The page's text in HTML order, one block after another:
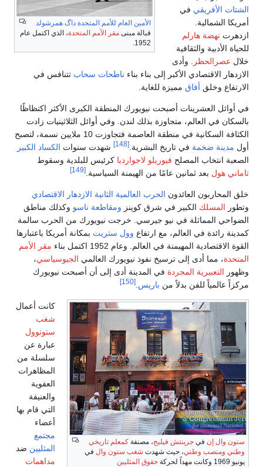
العام للأمم المتحدة داگ همرشولد
مقر الأمم المتحدة، الذي اكتمل عام
ناطحات سحابتتنافس في
المنطقة الكبرى الأكثر اكتظاظًا
وفي أوائل الثلاثينيات زادت
الكثافة السكانية في منطقة العاصمة فتجاوزت 10 ملايين نسمة، لتصبح
شهدت سنوات الكساد الكبير
كرئيس للبلدية وسقوط
السياسية.
الثانية الازدهار الاقتصادي
ومقاطعة ناسووكذلك مناطق
خرجت نيويورك من الحرب سالمة
وول ستريت بمكانة أمريكا باعتبارها
بناء
مقر الأمم
العالميالجيوسياسي،
أدى إلى أن أصبحت نيويورك
كمعلم تاريخي
ستون وال في
كانت أعمال
شغب
ستونوول
عبارة عن
سلسلة من
المظاهرات
العفوية
والعنيفة
التي قام بها
أعضاء
مجتمع
المثليينضد
مداهمات